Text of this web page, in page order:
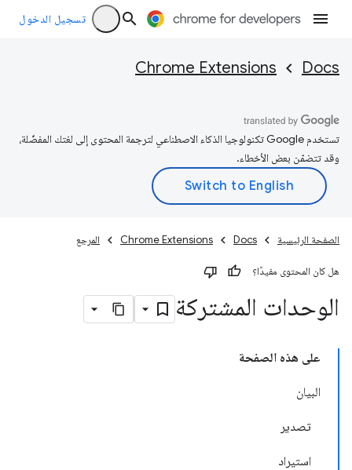
تسجيل الدخول
Docs
Chrome Extensions
تستخدم Google تكنولوجيا الذكاء الاصطناعي لترجمة المحتوى إلى لغتك المفضّلة،
وقد تتضمّن بعض الأخطاء.
الصفحة الرئيسية Docs
Chrome Extensions المرجع
هل كان المحتوى مفيدًا؟
الوحدات المشتركة
على هذه الصفحة
البيان
تصدير
استيراد